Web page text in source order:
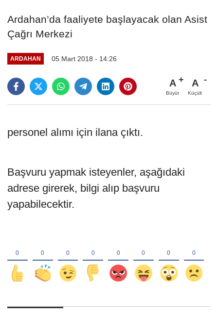
Ardahan’da faaliyete başlayacak olan Asist
Çağrı Merkezi
ARDAHAN 05 Mart 2018 - 14:26
A
Büyüt
A
Küçült
personel alımı için ilana çıktı.
Başvuru yapmak isteyenler, aşağıdaki
adrese girerek, bilgi alıp başvuru
yapabilecektir.